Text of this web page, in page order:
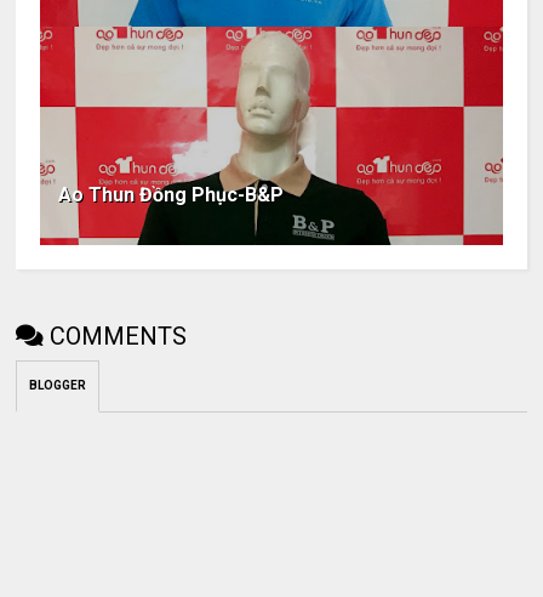
Ao Thun Đồng Phục-B&P
COMMENTS
BLOGGER